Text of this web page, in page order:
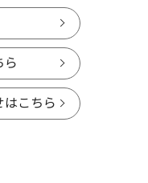
ら
はこちら